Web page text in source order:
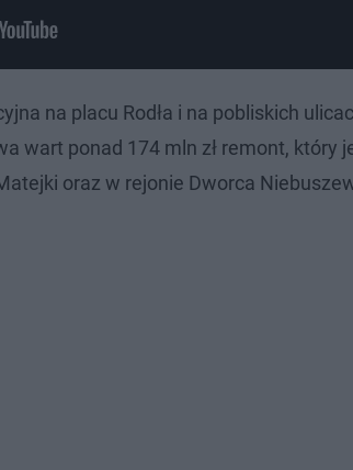
na placu Rodła i na pobliskich
wart ponad 174 mln zł remont, który
oraz w rejonie Dworca